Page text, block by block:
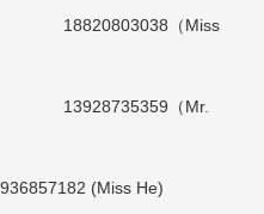
（Miss
13928735359（Mr.
(Miss He)